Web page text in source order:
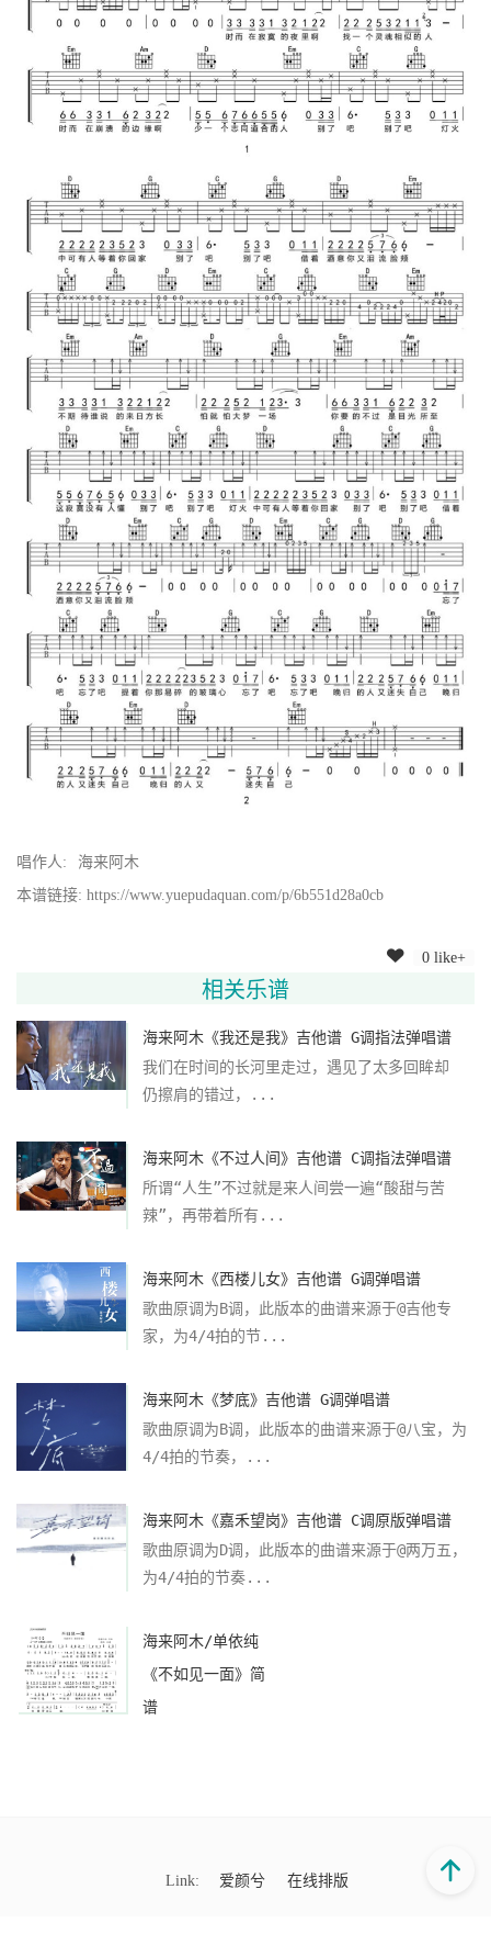
唱作人:
海来阿木
本谱链接: https://www.yuepudaquan.com/p/6b551d28a0cb
0 like+
相关乐谱
海来阿木《我还是我》吉他谱 G调指法弹唱谱
我们在时间的长河里走过，遇见了太多回眸却
仍擦肩的错过，...
海来阿木《不过人间》吉他谱 C调指法弹唱谱
所谓“人生”不过就是来人间尝一遍“酸甜与苦
辣”，再带着所有...
海来阿木《西楼儿女》吉他谱 G调弹唱谱
歌曲原调为B调，此版本的曲谱来源于@吉他专
家，为4/4拍的节...
海来阿木《梦底》吉他谱 G调弹唱谱
歌曲原调为B调，此版本的曲谱来源于@八宝，为
4/4拍的节奏，...
海来阿木《嘉禾望岗》吉他谱 C调原版弹唱谱
歌曲原调为D调，此版本的曲谱来源于@两万五，
为4/4拍的节奏...
海来阿木/单依纯
《不如见一面》简
谱
Link: 爱颜兮 在线排版